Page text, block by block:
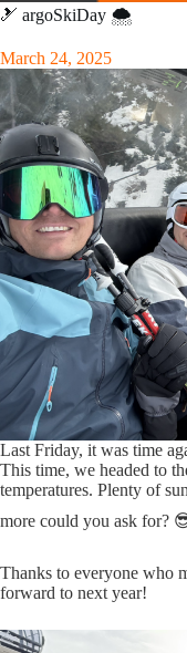
🎿 argoSkiDay 🌨️
March 24, 2025
Last Friday, it was time
This time, we headed to
temperatures. Plenty of
more could you ask for?
Thanks to everyone who
forward to next year!